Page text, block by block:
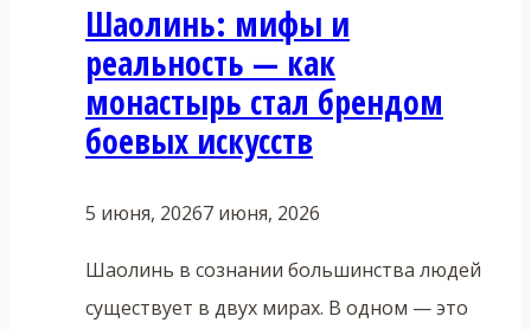
Шаолинь: мифы и
реальность — как
монастырь стал брендом
боевых искусств
5 июня, 20267 июня, 2026
Шаолинь в сознании большинства людей
существует в двух мирах. В одном — это